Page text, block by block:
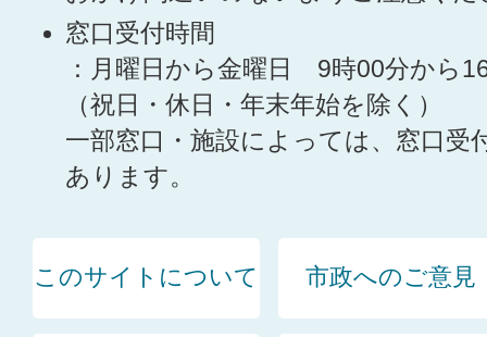
窓口受付時間
：月曜日から金曜日 9時00分から
（祝日・休日・年末年始を除く）
一部窓口・施設によっては、窓口受
あります。
このサイトについて 市政へのご意見